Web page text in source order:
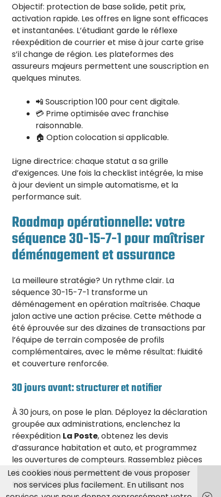
Objectif: protection de base solide, petit prix,
activation rapide. Les offres en ligne sont efficaces
et instantanées. L’étudiant garde le réflexe
réexpédition de courrier et mise à jour carte grise
s’il change de région. Les plateformes des
assureurs majeurs permettent une souscription en
quelques minutes.
📲 Souscription 100 pour cent digitale.
💳 Prime optimisée avec franchise
raisonnable.
🏠 Option colocation si applicable.
Ligne directrice: chaque statut a sa grille
d’exigences. Une fois la checklist intégrée, la mise
à jour devient un simple automatisme, et la
performance suit.
Roadmap opérationnelle: votre
séquence 30-15-7-1 pour maîtriser
déménagement et assurance
La meilleure stratégie? Un rythme clair. La
séquence 30-15-7-1 transforme un
déménagement en opération maîtrisée. Chaque
jalon active une action précise. Cette méthode a
été éprouvée sur des dizaines de transactions par
l’équipe de terrain composée de profils
complémentaires, avec le même résultat: fluidité
et couverture renforcée.
30 jours avant: structurer et notifier
À 30 jours, on pose le plan. Déployez la déclaration
groupée aux administrations, enclenchez la
réexpédition La Poste, obtenez les devis
d’assurance habitation et auto, et programmez
les ouvertures de compteurs. Rassemblez pièces
et justificatifs dans un drive sécurisé, avec un
nommage clair.
Les cookies nous permettent de vous proposer
nos services plus facilement. En utilisant nos